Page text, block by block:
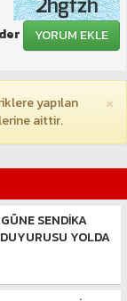
YORUM EKLE
×
yapılan
aittir.
SENDİKA
YOLDA